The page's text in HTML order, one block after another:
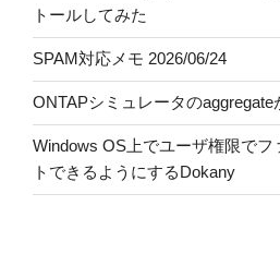
トールしてみた
SPAM対応メモ 2026/06/24
ONTAPシミュレータのaggregate
Windows OS上でユーザ権限で
トできるようにするDokany